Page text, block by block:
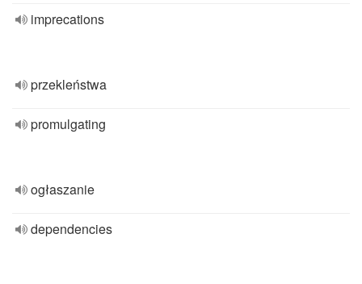
imprecations
przekleństwa
promulgating
ogłaszanie
dependencies